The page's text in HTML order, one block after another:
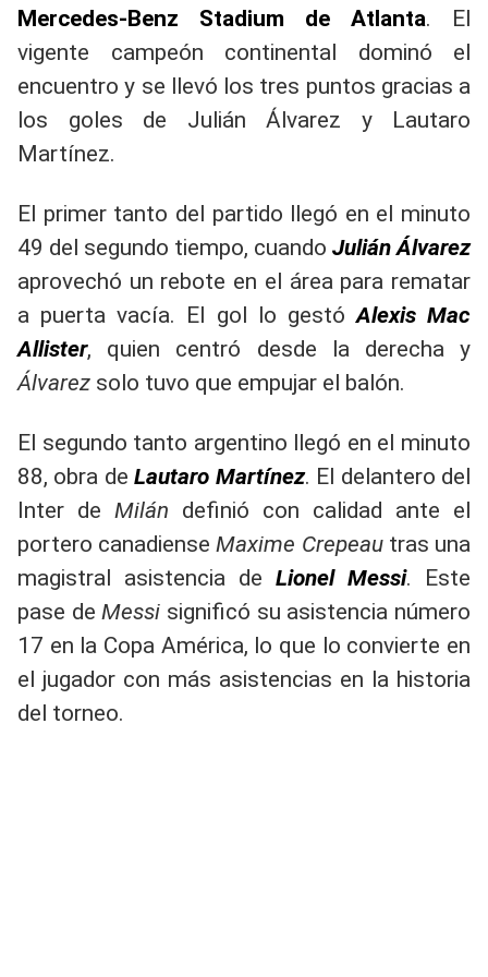
Mercedes-Benz Stadium de Atlanta. El
vigente campeón continental dominó el
encuentro y se llevó los tres puntos gracias a
los goles de Julián Álvarez y Lautaro
Martínez.
El primer tanto del partido llegó en el minuto
49 del segundo tiempo, cuando Julián Álvarez
aprovechó un rebote en el área para rematar
a puerta vacía. El gol lo gestóAlexis Mac
Allister, quien centró desde la derecha y
Álvarez solo tuvo que empujar el balón.
El segundo tanto argentino llegó en el minuto
88, obra de Lautaro Martínez. El delantero del
Inter de Milán definió con calidad ante el
portero canadienseMaxime Crepeautras una
magistral asistencia de Lionel Messi. Este
pase deMessi significó su asistencia número
17 en la Copa América, lo que lo convierte en
el jugador con más asistencias en la historia
del torneo.